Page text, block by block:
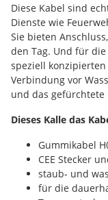
Diese Kabel sind
Dienste wie
Sie bieten
den Tag. Und für
speziell
Verbindung vor
und das gefürchtete
Dieses Kalle das
Gummikabel
CEE Stecker
staub- und
für die